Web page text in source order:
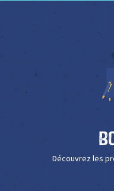
Découvrez les